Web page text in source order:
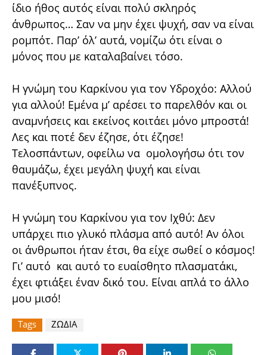
ίδιο ήθος αυτός είναι πολύ σκληρός
άνθρωπος… Σαν να μην έχει ψυχή, σαν να είναι
ρομπότ. Παρ’ όλ’ αυτά, νομίζω ότι είναι ο
μόνος που με καταλαβαίνει τόσο.
Η γνώμη του Καρκίνου για τον Υδροχόο: Αλλού
για αλλού! Εμένα μ’ αρέσει το παρελθόν και οι
αναμνήσεις και εκείνος κοιτάει μόνο μπροστά!
Λες και ποτέ δεν έζησε, ότι έζησε!
Τελοσπάντων, οφείλω να ομολογήσω ότι τον
θαυμάζω, έχει μεγάλη ψυχή και είναι
πανέξυπνος.
Η γνώμη του Καρκίνου για τον Ιχθύ: Δεν
υπάρχει πιο γλυκό πλάσμα από αυτό! Αν όλοι
οι άνθρωποι ήταν έτσι, θα είχε σωθεί ο κόσμος!
Γι’ αυτό και αυτό το ευαίσθητο πλασματάκι,
έχει φτιάξει έναν δικό του. Είναι απλά το άλλο
μου μισό!
Tags ΖΩΔΙΑ